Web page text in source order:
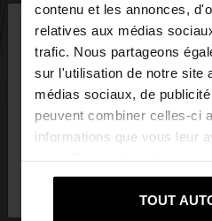
contenu et les annonces,
relatives aux médias
trafic. Nous partageons
sur l'utilisation de notre site
médias sociaux, de
peuvent combiner celles-ci
informations que vous leur
services.
TOUT
bonjour
Vous accédez au site
parcourir notre site au